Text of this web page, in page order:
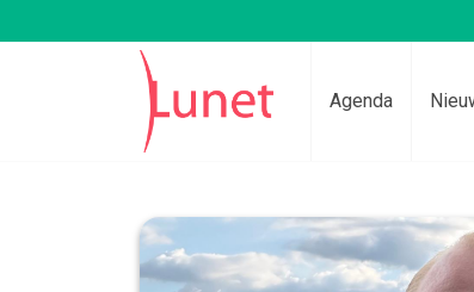
Agenda
Lees voor